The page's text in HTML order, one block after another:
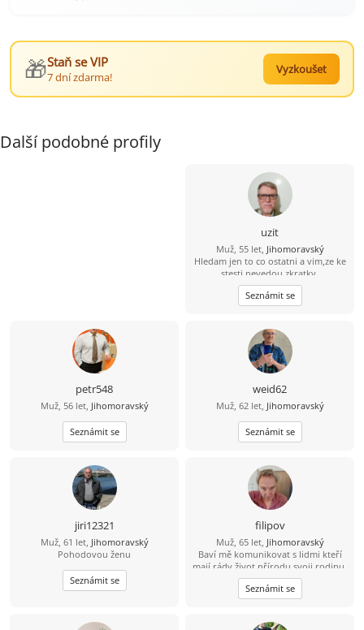
🎁Staň se VIP
7 dní zdarma!
Vyzkoušet
Další podobné profily
uzit
Muž, 55 let, Jihomoravský
Hledam jen to co ostatni a vim,ze ke
stesti nevedou zkratky.
Seznámit se
petr548
Muž, 56 let, Jihomoravský
Seznámit se
weid62
Muž, 62 let, Jihomoravský
Seznámit se
jiri12321
Muž, 61 let, Jihomoravský
Pohodovou ženu
Seznámit se
filipov
Muž, 65 let, Jihomoravský
Baví mě komunikovat s lidmi kteří
mají rády život přírodu svoji rodinu.
Mám rád činnost která potěší
pomůže....
Seznámit se